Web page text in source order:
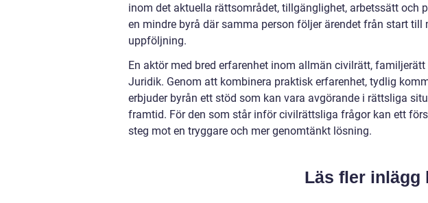
inom det aktuella rättsområdet, tillgänglighet, arbetssätt och
en mindre byrå där samma person följer ärendet från start till
uppföljning.
En aktör med bred erfarenhet inom allmän civilrätt,
Juridik. Genom att kombinera praktisk erfarenhet, tydlig
erbjuder byrån ett stöd som kan vara avgörande i rättsliga
framtid. För den som står inför civilrättsliga frågor kan ett
steg mot en tryggare och mer genomtänkt lösning.
Läs fler inlägg